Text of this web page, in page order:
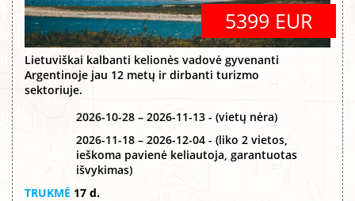
5399 EUR
Lietuviškai kalbanti kelionės vadovė gyvenanti
Argentinoje jau 12 metų ir dirbanti turizmo
sektoriuje.
2026-10-28 – 2026-11-13 - (vietų nėra)
2026-11-18 – 2026-12-04 - (liko 2 vietos,
ieškoma pavienė keliautoja, garantuotas
išvykimas)
TRUKMĖ 17 d.